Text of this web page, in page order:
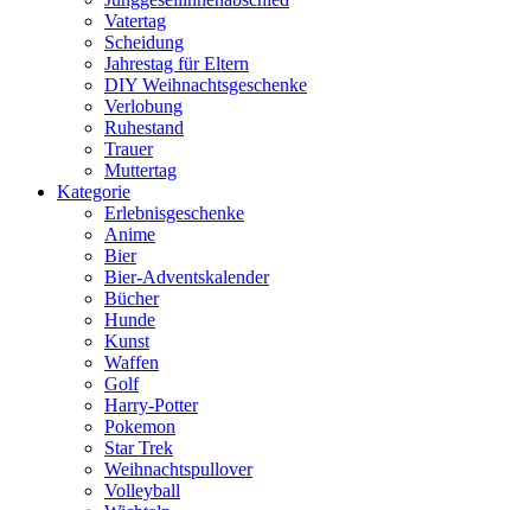
Vatertag
Scheidung
Jahrestag für Eltern
DIY Weihnachtsgeschenke
Verlobung
Ruhestand
Trauer
Muttertag
Kategorie
Erlebnisgeschenke
Anime
Bier
Bier-Adventskalender
Bücher
Hunde
Kunst
Waffen
Golf
Harry-Potter
Pokemon
Star Trek
Weihnachtspullover
Volleyball